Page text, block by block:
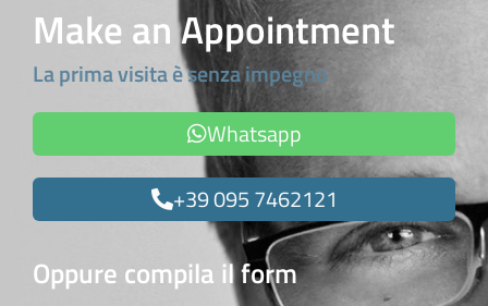
Make an Appointment
La prima visita è senza impegno
Whatsapp
+39 095 7462121
Oppure compila il form